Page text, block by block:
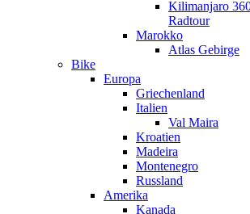
Kilimanjaro
Radtour
Marokko
Atlas Gebirge
Bike
Europa
Griechenland
Italien
Val Maira
Kroatien
Madeira
Montenegro
Russland
Amerika
Kanada